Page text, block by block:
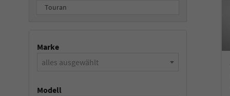
Touran
Marke
alles ausgewählt
Modell